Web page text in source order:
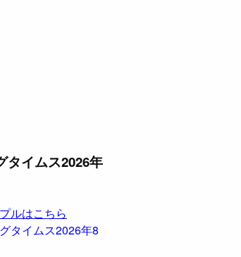
タイムス2026年
ルはこちら